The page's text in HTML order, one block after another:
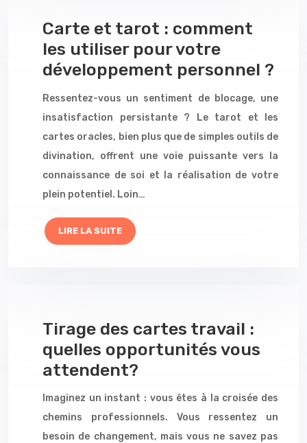
Carte et tarot : comment
les utiliser pour votre
développement personnel ?
Ressentez-vous un sentiment de blocage, une
insatisfaction persistante ? Le tarot et les
cartes oracles, bien plus que de simples outils de
divination, offrent une voie puissante vers la
connaissance de soi et la réalisation de votre
plein potentiel. Loin…
LIRE LA SUITE
Tirage des cartes travail :
quelles opportunités vous
attendent?
Imaginez un instant : vous êtes à la croisée des
chemins professionnels. Vous ressentez un
besoin de changement, mais vous ne savez pas